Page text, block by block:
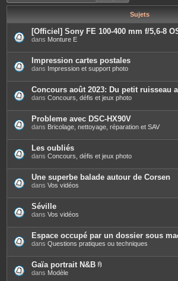
Sujets
[Officiel] Sony FE 100-400 mm f/5,6-8
dans Monture E
Impression cartes postales
dans Impression et support photo
Concours août 2023: Du petit ruisseau
dans Concours, défis et jeux photo
Probleme avec DSC-HX90V
dans Bricolage, nettoyage, réparation et SAV
Les oubliés
dans Concours, défis et jeux photo
Une superbe balade autour de Corsen
dans Vos vidéos
Séville
dans Vos vidéos
Espace occupé par un dossier sous
dans Questions pratiques ou techniques
Gaïa portrait N&B
dans Modèle